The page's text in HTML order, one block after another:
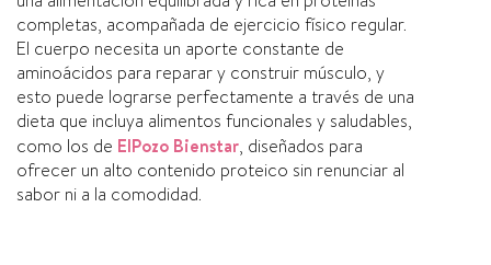
completas, acompañada de ejercicio físico regular.
El cuerpo necesita un aporte constante de
aminoácidos para reparar y construir músculo, y
esto puede lograrse perfectamente a través de una
dieta que incluya alimentos funcionales y saludables,
como los de ElPozo Bienstar, diseñados para
ofrecer un alto contenido proteico sin renunciar al
sabor ni a la comodidad.